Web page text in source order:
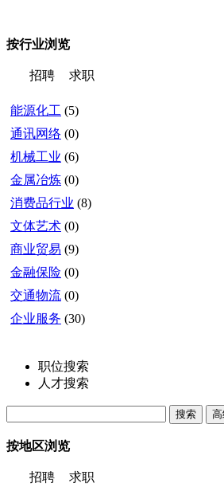
按行业浏览
招聘 求职
能源化工 (5)
通讯网络 (0)
机械工业 (6)
金属冶炼 (0)
消费品行业 (8)
文体艺术 (0)
商业贸易 (9)
金融保险 (0)
交通物流 (0)
企业服务 (30)
职位搜索
人才搜索
按地区浏览
招聘 求职